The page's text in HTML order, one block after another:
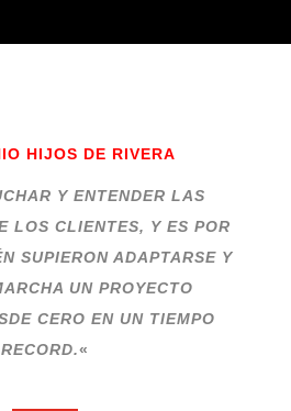
HIJOS DE RIVERA
Y ENTENDER LAS
LOS CLIENTES, Y ES POR
SUPIERON ADAPTARSE Y
UN PROYECTO
CERO EN UN TIEMPO
RECORD.«